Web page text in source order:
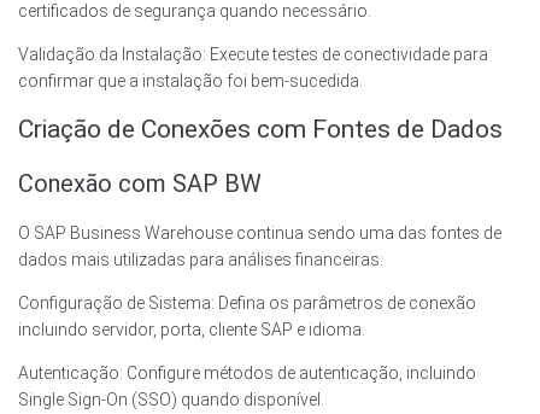
certificados de segurança quando necessário.
Validação da Instalação: Execute testes de conectividade para
confirmar que a instalação foi bem-sucedida.
Criação de Conexões com Fontes de Dados
Conexão com SAP BW
O SAP Business Warehouse continua sendo uma das fontes de
dados mais utilizadas para análises financeiras:
Configuração de Sistema: Defina os parâmetros de conexão
incluindo servidor, porta, cliente SAP e idioma.
Autenticação: Configure métodos de autenticação, incluindo
Single Sign-On (SSO) quando disponível.